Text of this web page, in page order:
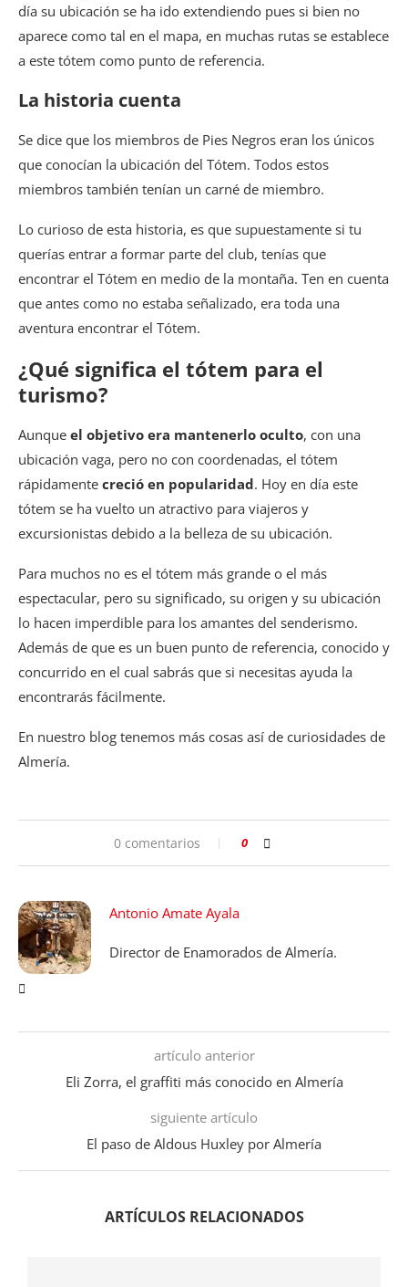
día su ubicación se ha ido extendiendo pues si bien no
aparece como tal en el mapa, en muchas rutas se establece
a este tótem como punto de referencia.
La historia cuenta
Se dice que los miembros de Pies Negros eran los únicos
que conocían la ubicación del Tótem. Todos estos
miembros también tenían un carné de miembro.
Lo curioso de esta historia, es que supuestamente si tu
querías entrar a formar parte del club, tenías que
encontrar el Tótem en medio de la montaña. Ten en cuenta
que antes como no estaba señalizado, era toda una
aventura encontrar el Tótem.
¿Qué significa el tótem para el
turismo?
Aunque el objetivo era mantenerlo oculto, con una
ubicación vaga, pero no con coordenadas, el tótem
rápidamente creció en popularidad. Hoy en día este
tótem se ha vuelto un atractivo para viajeros y
excursionistas debido a la belleza de su ubicación.
Para muchos no es el tótem más grande o el más
espectacular, pero su significado, su origen y su ubicación
lo hacen imperdible para los amantes del senderismo.
Además de que es un buen punto de referencia, conocido y
concurrido en el cual sabrás que si necesitas ayuda la
encontrarás fácilmente.
En nuestro blog tenemos más cosas así de curiosidades de
Almería.
0 comentarios 0
Antonio Amate Ayala
Director de Enamorados de Almería.
artículo anterior
Eli Zorra, el graffiti más conocido en Almería
siguiente artículo
El paso de Aldous Huxley por Almería
ARTÍCULOS RELACIONADOS